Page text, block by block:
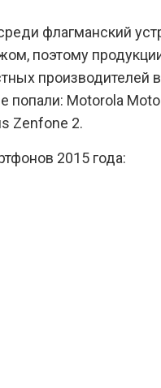
флагманский
поэтому
производителей
попали: Motorola
Zenfone 2.
2015 года: